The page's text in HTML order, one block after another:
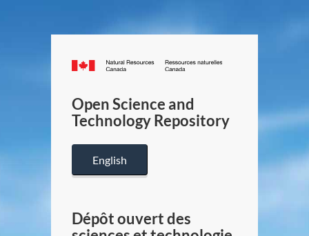
Canada.ca
/
Canada
Open Science and
Technology Repository
English
Dépôt ouvert des